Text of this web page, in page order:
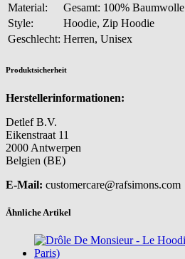
Material:
Gesamt: 100% Baumwolle
Style:
Hoodie, Zip Hoodie
Geschlecht: Herren, Unisex
Produktsicherheit
Herstellerinformationen:
Detlef B.V.
Eikenstraat 11
2000 Antwerpen
Belgien (BE)
E-Mail: customercare@rafsimons.com
Ähnliche Artikel